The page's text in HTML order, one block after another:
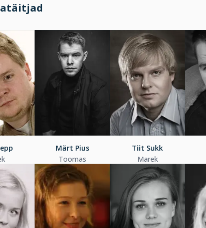
Märt Pius
Toomas
Tiit Sukk
Marek